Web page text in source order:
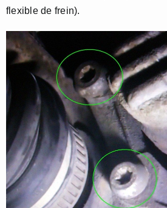
flexible de frein).